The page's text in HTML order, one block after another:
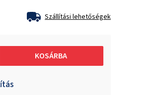
Szállítási lehetőségek
KOSÁRBA